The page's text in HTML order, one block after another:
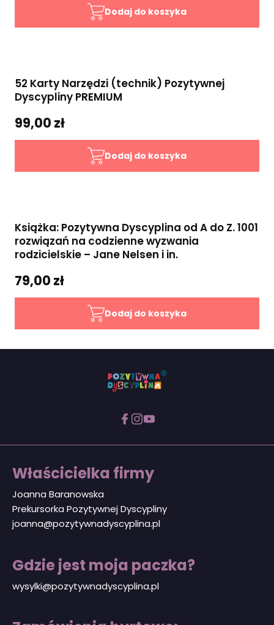
Dodaj do koszyka
52 Karty Narzędzi (technik) Pozytywnej
Dyscypliny PREMIUM
99,00 zł
Dodaj do koszyka
Książka: Pozytywna Dyscyplina od A do Z. 1001
rozwiązań na codzienne wyzwania
rodzicielskie – Jane Nelsen i in.
79,00 zł
Dodaj do koszyka
Właścicielka firmy
Joanna Baranowska
Prekursorka Pozytywnej Dyscypliny
joanna@pozytywnadyscyplina.pl
Gdzie jest moja paczka?
wysylki@pozytywnadyscyplina.pl